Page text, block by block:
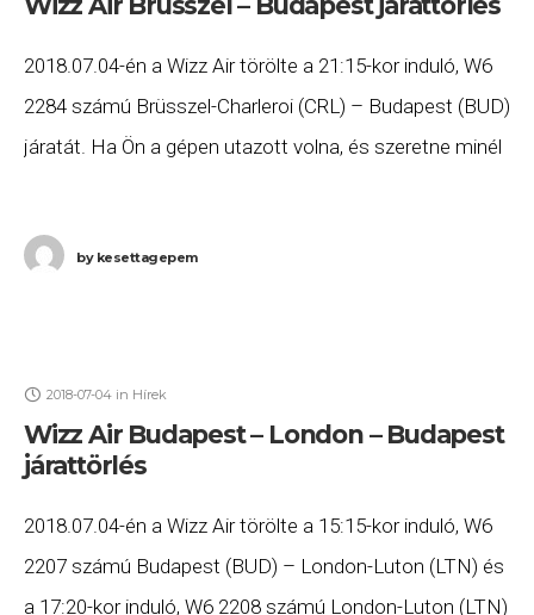
2018.07.04-én a Wizz Air törölte a 21:15-kor induló, W6
2284 számú Brüsszel-Charleroi (CRL) – Budapest (BUD)
járatát. Ha Ön a gépen utazott volna, és szeretne minél
bykesettagepem
2018-07-04 in Hírek
Wizz Air Budapest – London – Budapest
járattörlés
2018.07.04-én a Wizz Air törölte a 15:15-kor induló, W6
2207 számú Budapest (BUD) – London-Luton (LTN) és
a 17:20-kor induló, W6 2208 számú London-Luton (LTN)